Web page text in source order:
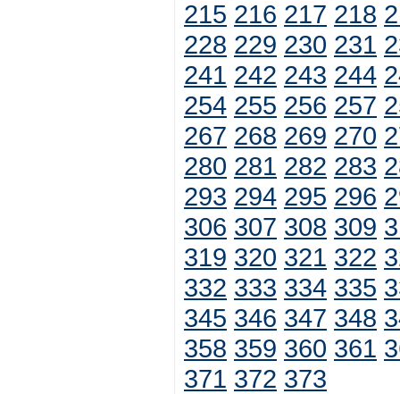
215 216 217 218
228 229 230 231
241 242 243 244
254 255 256 257
267 268 269 270
280 281 282 283
293 294 295 296
306 307 308 309
319 320 321 322
332 333 334 335
345 346 347 348
358 359 360 361
371 372 373